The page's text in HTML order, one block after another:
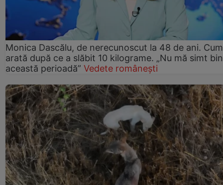
Monica Dascălu, de nerecunoscut la 48 de ani. Cum
arată după ce a slăbit 10 kilograme. „Nu mă simt
această perioadă” Vedete românești